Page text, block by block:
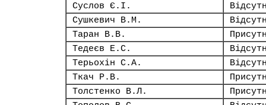
Суслов Є.І.
Сушкевич В.М.
Таран В.В.
Тедеєв Е.С.
Терьохін С.А.
Ткач Р.В.
Толстенко В.Л.